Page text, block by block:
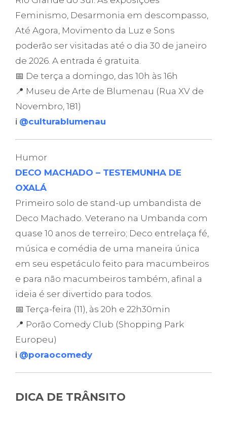
Feminismo, Desarmonia em descompasso,
Até Agora, Movimento da Luz e Sons
poderão ser visitadas até o dia 30 de janeiro
de 2026. A entrada é gratuita.
📅 De terça a domingo, das 10h às 16h
📍 Museu de Arte de Blumenau (Rua XV de
Novembro, 181)
ℹ️ @culturablumenau
Humor
DECO MACHADO – TESTEMUNHA DE
OXALÁ
Primeiro solo de stand-up umbandista de
Deco Machado. Veterano na Umbanda com
quase 10 anos de terreiro; Deco entrelaça fé,
música e comédia de uma maneira única
em seu espetáculo feito para macumbeiros
e para não macumbeiros também, afinal a
ideia é ser divertido para todos.
📅 Terça-feira (11), às 20h e 22h30min
📍 Porão Comedy Club (Shopping Park
Europeu)
ℹ️ @poraocomedy
DICA DE TRÂNSITO